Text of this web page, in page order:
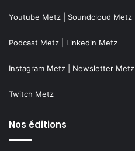
Youtube Metz Soundcloud Metz
Podcast Metz Linkedin Metz
Instagram Metz Newsletter Metz
Twitch Metz
Nos éditions